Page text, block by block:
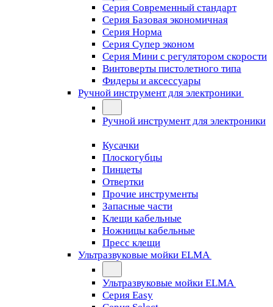
Серия Современный стандарт
Серия Базовая экономичная
Серия Норма
Серия Cупер эконом
Серия Мини с регулятором скорости
Винтоверты пистолетного типа
Фидеры и аксессуары
Ручной инструмент для электроники
Ручной инструмент для электроники
Кусачки
Плоскогубцы
Пинцеты
Отвертки
Прочие инструменты
Запасные части
Клещи кабельные
Ножницы кабельные
Пресс клещи
Ультразвуковые мойки ELMA
Ультразвуковые мойки ELMA
Серия Easy